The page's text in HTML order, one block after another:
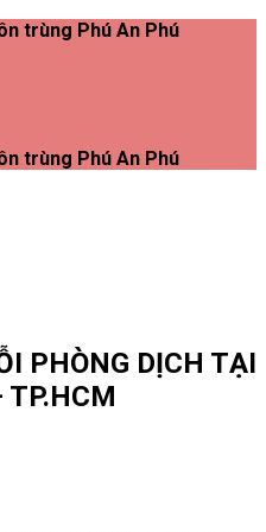
trùng Phú An Phú
trùng Phú An Phú
PHÒNG DỊCH TẠI
TP.HCM